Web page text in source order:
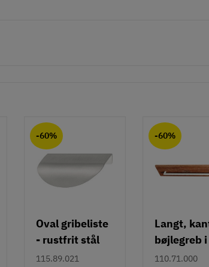
-60%
Oval gribeliste
- rustfrit stål
115.89.021
-60%
Langt,
bøjlegreb i
rustfrit stål
110.71.000